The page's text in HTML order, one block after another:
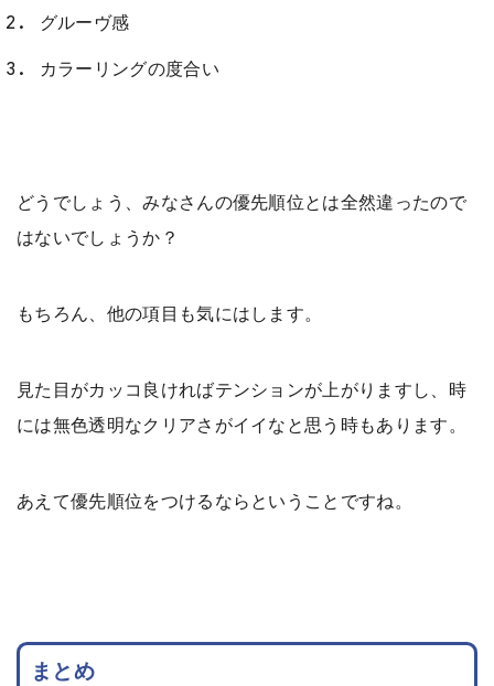
グルーヴ感
カラーリングの度合い
どうでしょう、みなさんの優先順位とは全然違ったので
はないでしょうか？
もちろん、他の項目も気にはします。
見た目がカッコ良ければテンションが上がりますし、時
には無色透明なクリアさがイイなと思う時もあります。
あえて優先順位をつけるならということですね。
まとめ